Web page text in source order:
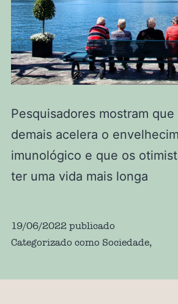
Pesquisadores mostram
demais acelera o
imunológico e que os
ter uma vida mais longa
19/06/2022publicado
Categorizado como Sociedade,